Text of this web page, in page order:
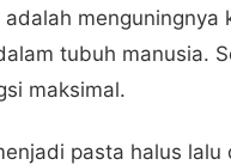
tubuh manusia.
maksimal.
pasta halus